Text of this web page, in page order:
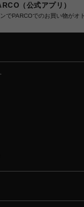
（公式アプリ）
でPARCOでのお買い物がオ